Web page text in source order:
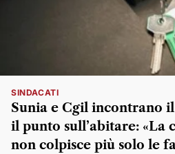
SINDACATI
Sunia e Cgil incontrano
il punto sull’abitare: «La
non colpisce più solo le